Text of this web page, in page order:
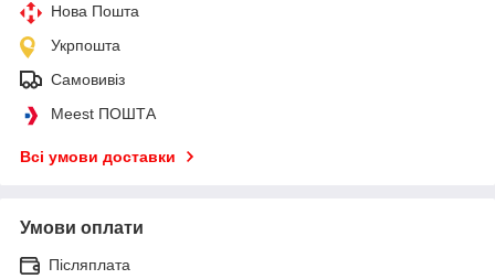
Нова Пошта
Укрпошта
Самовивіз
Meest ПОШТА
Всі умови доставки
Умови оплати
Післяплата